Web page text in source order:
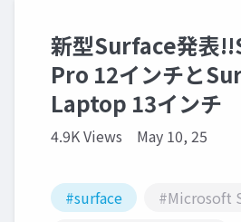
新型Surface発表
Pro 12インチと
Laptop 13インチ
4.9K Views May 10, 25
#surface
#Microsoft